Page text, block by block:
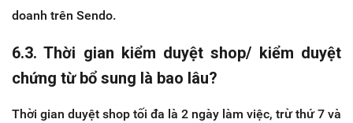
doanh trên Sendo.
6.3. Thời gian kiểm duyệt shop/ kiểm duyệt
chứng từ bổ sung là bao lâu?
Thời gian duyệt shop tối đa là 2 ngày làm việc, trừ thứ 7 và